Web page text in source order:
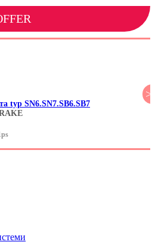
typ SN6.SN7.SB6.SB7
>